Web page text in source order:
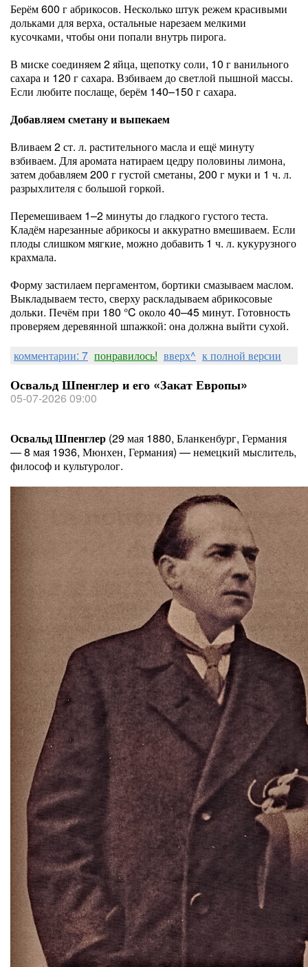
Берём 600 г абрикосов. Несколько штук режем красивыми
дольками для верха, остальные нарезаем мелкими
кусочками, чтобы они попали внутрь пирога.
В миске соединяем 2 яйца, щепотку соли, 10 г ванильного
сахара и 120 г сахара. Взбиваем до светлой пышной массы.
Если любите послаще, берём 140–150 г сахара.
Добавляем сметану и выпекаем
Вливаем 2 ст. л. растительного масла и ещё минуту
взбиваем. Для аромата натираем цедру половины лимона,
затем добавляем 200 г густой сметаны, 200 г муки и 1 ч. л.
разрыхлителя с большой горкой.
Перемешиваем 1–2 минуты до гладкого густого теста.
Кладём нарезанные абрикосы и аккуратно вмешиваем. Если
плоды слишком мягкие, можно добавить 1 ч. л. кукурузного
крахмала.
Форму застилаем пергаментом, бортики смазываем маслом.
Выкладываем тесто, сверху раскладываем абрикосовые
дольки. Печём при 180 °C около 40–45 минут. Готовность
проверяем деревянной шпажкой: она должна выйти сухой.
комментарии: 7 понравилось! вверх^ к полной версии
Освальд Шпенглер и его «Закат Европы»
05-07-2026 09:00
Освальд Шпенглер (29 мая 1880, Бланкенбург, Германия
— 8 мая 1936, Мюнхен, Германия) — немецкий мыслитель,
философ и культуролог.